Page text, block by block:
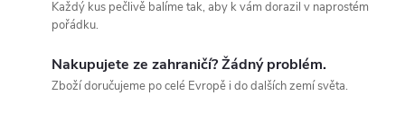
Každý kus pečlivě balíme tak, aby k vám dorazil v naprostém
pořádku.
Nakupujete ze zahraničí? Žádný problém.
Zboží doručujeme po celé Evropě i do dalších zemí světa.